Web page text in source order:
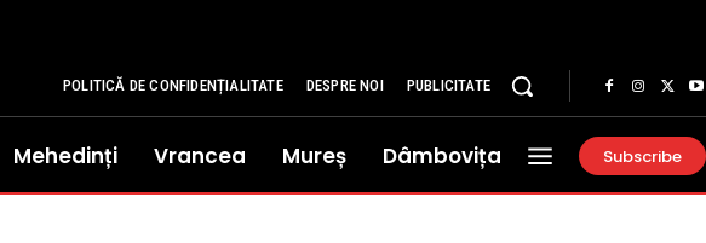
POLITICĂ DE CONFIDENȚIALITATE DESPRE NOI PUBLICITATE
Mehedinți Vrancea Mureș Dâmbovița Subscribe